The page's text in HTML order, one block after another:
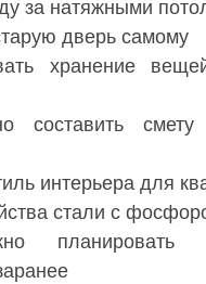
за натяжными
дверь самому
хранение
составить
интерьера для
стали с
планировать